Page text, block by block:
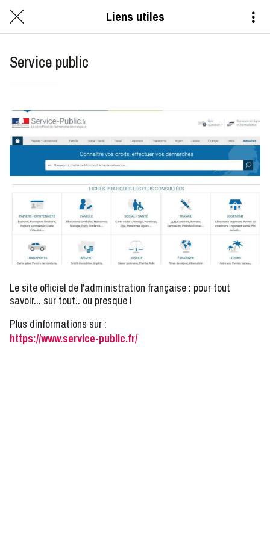
Liens utiles
Service public
Le site officiel de l'administration française : pour tout
savoir... sur tout.. ou presque !
Plus dinformations sur :
https://www.service-public.fr/